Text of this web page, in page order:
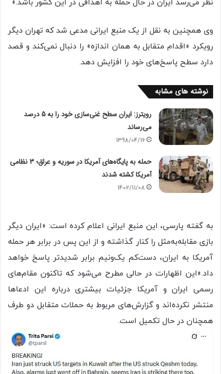
نظر می‌رسد ایران در حال حمله به اهدافی در این کشور باشد.»
وی همچنین به نقل از یک منبع ایرانی مدعی شد که تهران دیگر
رویکرد «اقدام متقابل به همان اندازه» را دنبال نمی‌کند و قصد
دارد سطح پاسخ‌های خود را افزایش دهد.
نوشته های مشابه
رویترز: ایران سطح غنی‌سازی خود را به 5 درصد
می‌رساند
1398/04/16
حمله به پایگاه‌های آمریکا در سوریه و عراق؛ 3 نظامی
آمریکا کشته شدند
1402/11/08
به گفته پارسی، این منبع ایرانی اعلام کرده است: «ایران دیگر
بازی مقابله‌به‌مثل را کنار گذاشته و از این پس در برابر هر حمله
آمریکا به ایران، دست‌کم یک‌ونیم برابر شدیدتر پاسخ خواهد
داد.»این اظهارات در حالی مطرح می‌شود که تاکنون مقام‌های
رسمی ایران و آمریکا جزئیات بیشتری درباره این ادعاها
منتشر نکرده‌اند و گزارش‌های مربوط به حملات متقابل دو طرف
همچنان در حال تکمیل است.